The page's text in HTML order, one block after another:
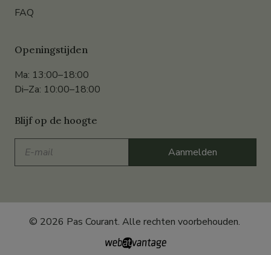
FAQ
Openingstijden
Ma: 13:00–18:00
Di–Za: 10:00–18:00
Blijf op de hoogte
mail
Aanmelden
© 2026 Pas Courant. Alle rechten voorbehouden.